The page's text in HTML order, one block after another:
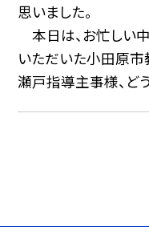
思いました。
本日は、お忙しい
いただいた小田原
瀬戸指導主事様、ど